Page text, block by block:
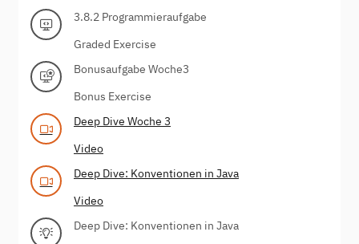
3.8.2 Programmieraufgabe
Graded Exercise
Bonusaufgabe Woche3
Bonus Exercise
Deep Dive Woche 3
Video
Deep Dive: Konventionen in Java
Video
Deep Dive: Konventionen in Java